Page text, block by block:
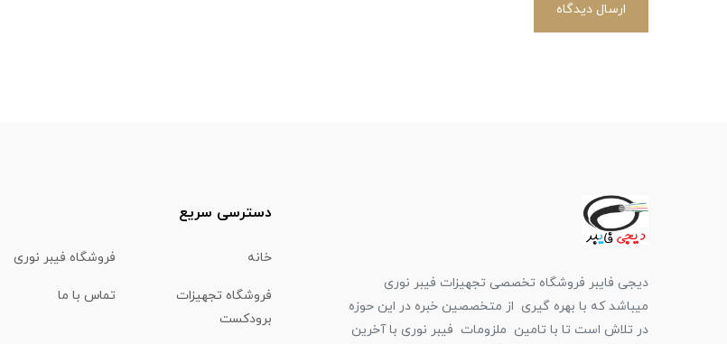
ارسال دیدگاه
دیجی فایبر فروشگاه تخصصی تجهیزات فیبر نوری
میباشد که با بهره گیری از متخصصین خبره در این حوزه
در تلاش است تا با تامین ملزومات فیبر نوری با آخرین
دسترسی سریع
خانه فروشگاه فیبر نوری
فروشگاه تجهیزات
برودکست
تماس با ما